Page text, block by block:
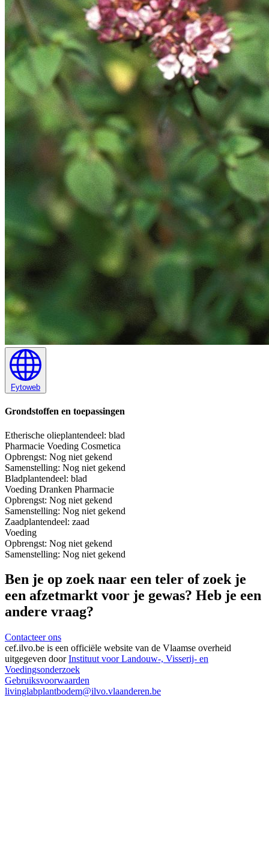
Fytoweb
Grondstoffen en toepassingen
Etherische olieplantendeel: blad
Pharmacie Voeding Cosmetica
Opbrengst: Nog niet gekend
Samenstelling: Nog niet gekend
Bladplantendeel: blad
Voeding Dranken Pharmacie
Opbrengst: Nog niet gekend
Samenstelling: Nog niet gekend
Zaadplantendeel: zaad
Voeding
Opbrengst: Nog niet gekend
Samenstelling: Nog niet gekend
Ben je op zoek naar een teler of zoek je
een afzetmarkt voor je gewas? Heb je een
andere vraag?
Contacteer ons
cef.ilvo.be is een officiële website van de Vlaamse overheid
uitgegeven doorInstituut voor Landouw-, Visserij- en
Voedingsonderzoek
Gebruiksvoorwaarden
livinglabplantbodem@ilvo.vlaanderen.be